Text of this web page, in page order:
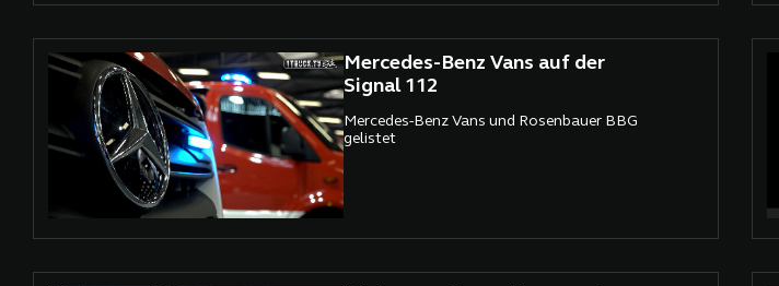
Mercedes-Benz Vans auf der
Signal 112
Mercedes-Benz Vans und Rosenbauer BBG
gelistet